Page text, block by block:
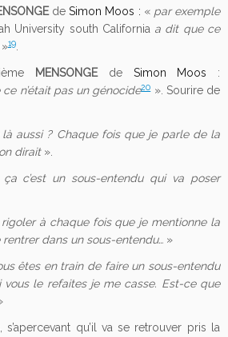
deSimon Moos : « par exemple
University south California a dit que ce
19
MENSONGE de Simon Moos :
n’était pas un génocide20». Sourire de
aussi ? Chaque fois que je parle de la
dirait».
c’est un sous-entendu qui va poser
à chaque fois que je mentionne la
rentrer dans un sous-entendu… »
êtes en train de faire un sous-entendu
vous le refaites je me casse. Est-ce que
qu’il va se retrouver pris la